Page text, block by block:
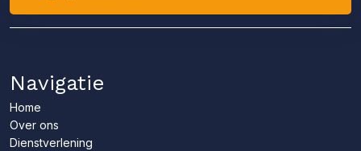
Navigatie
Home
Over ons
Dienstverlening